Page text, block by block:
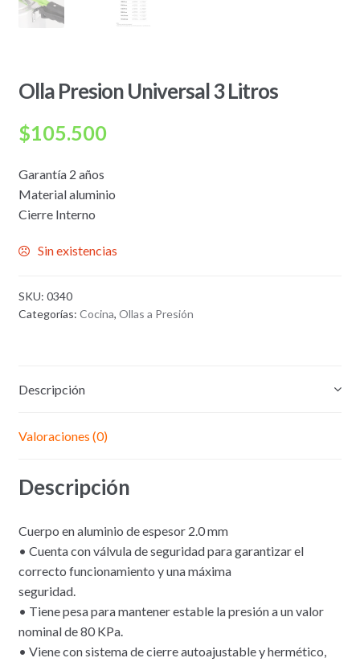
Olla Presion Universal 3 Litros
$105.500
Garantía 2 años
Material aluminio
Cierre Interno
Sin existencias
SKU: 0340
Categorías: Cocina, Ollas a Presión
Descripción
Valoraciones (0)
Descripción
Cuerpo en aluminio de espesor 2.0 mm
• Cuenta con válvula de seguridad para garantizar el
correcto funcionamiento y una máxima
seguridad.
• Tiene pesa para mantener estable la presión a un valor
nominal de 80 KPa.
• Viene con sistema de cierre autoajustable y hermético,